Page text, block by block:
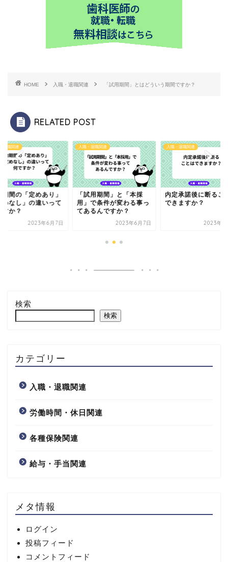
HOME 入職・退職関連 「試用期間」とはどういう期間ですか？
RELATED POST
退職関連
期間の「定めあり」
めなし」の違いって
すか？
2023年6月7日
入職・退職関連
「試用期間」と「本採
用」で条件が変わる事っ
てあるんですか？
2023年6月7日
入職・退職関連
内定承諾後に断るこ
できますか？
2023年6
検索
検索
カテゴリー
入職・退職関連
労働時間・休日関連
各種保険関連
給与・手当関連
メタ情報
ログイン
投稿フィード
コメントフィード